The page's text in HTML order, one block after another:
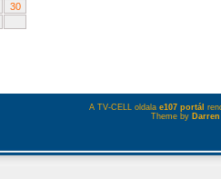
30
A TV-CELL oldala e107 portál
Theme by